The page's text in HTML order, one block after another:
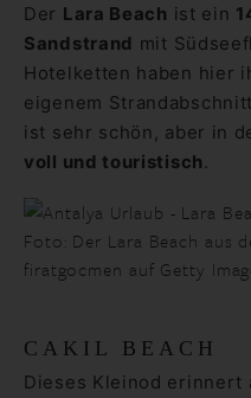
Der Lara Beach ist ein
Sandstrand mit
Hotelketten haben hier
eigenem
ist sehr schön, aber in
voll und touristisch.
Foto: Der Lara Beach aus
firatgocmen auf Getty
CAKIL BEACH
Dieses Kleinod erinnert